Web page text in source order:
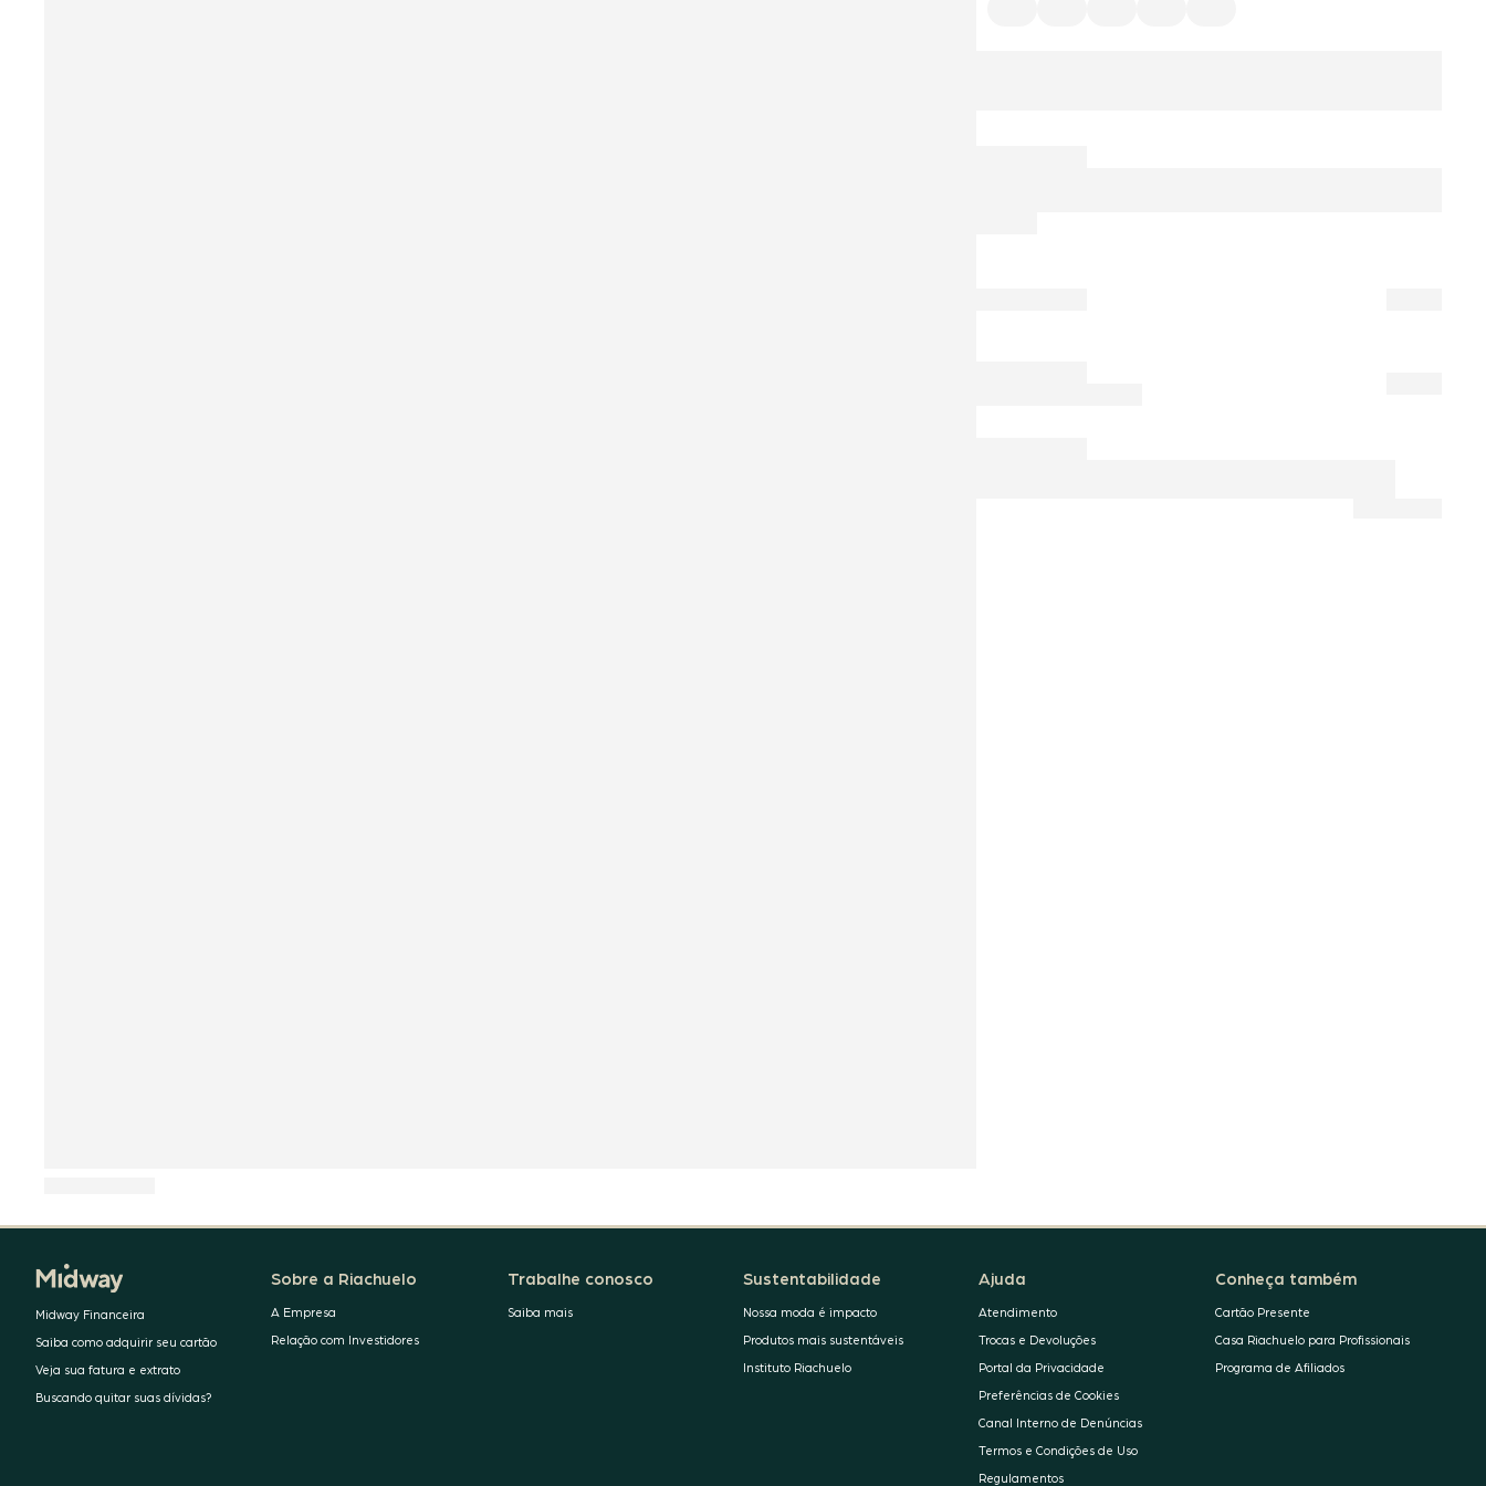
Midway Financeira
Saiba como adquirir seu cartão
Veja sua fatura e extrato
Buscando quitar suas dívidas?
Sobre a Riachuelo
A Empresa
Relação com Investidores
Trabalhe conosco
Saiba mais
Sustentabilidade
Nossa moda é impacto
Produtos mais sustentáveis
Instituto Riachuelo
Ajuda
Atendimento
Trocas e Devoluções
Portal da Privacidade
Preferências de Cookies
Canal Interno de Denúncias
Termos e Condições de Uso
Regulamentos
Conheça também
Cartão Presente
Casa Riachuelo para Profissionais
Programa de Afiliados